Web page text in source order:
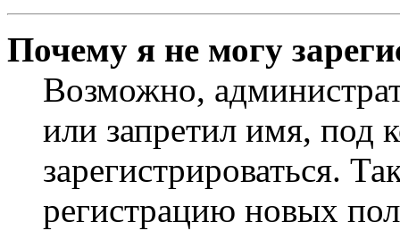
Почему я не могу
Возможно,
или запретил имя, под
зарегистрироваться.
регистрацию новых